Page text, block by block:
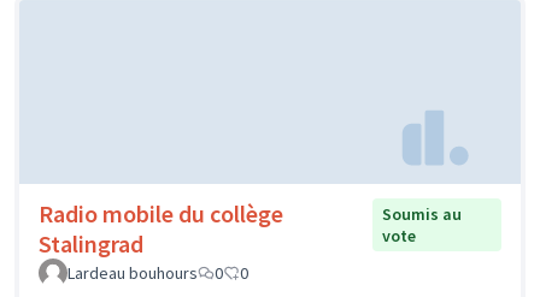
Radio mobile du collège
Stalingrad
Soumis au
vote
Lardeau bouhours
0 0